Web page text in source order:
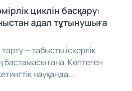
циклін басқару:
адал тұтынушыға
— табысты іскерлік
ғана. Көптеген